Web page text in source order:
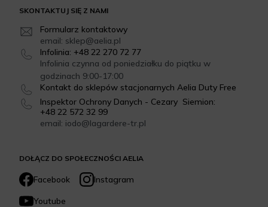
DOŁĄCZ DO SPOŁECZNOŚCI AELIA
Facebook
Instagram
Youtube
SKONTAKTUJ SIĘ Z NAMI
Formularz kontaktowy
email: sklep@aelia.pl
Infolinia: +48 22 270 72 77
Infolinia czynna od poniedziałku do piątku w
godzinach 9:00-17:00
Kontakt do sklepów stacjonarnych Aelia Duty Free
Inspektor Ochrony Danych - Cezary Siemion:
+48 22 572 32 99
email: iodo@lagardere-tr.pl